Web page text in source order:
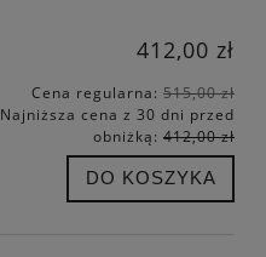
412,00 zł
Cena regularna: 515,00 zł
Najniższa cena z 30 dni przed
obniżką: 412,00 zł
DO KOSZYKA